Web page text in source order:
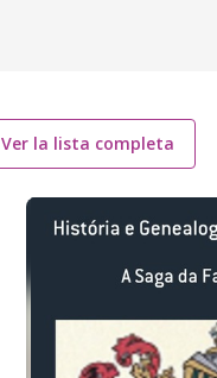
Ver la lista completa